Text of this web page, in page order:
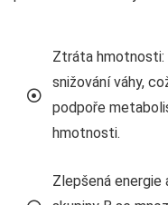
Ztráta hmotnosti:
snižování váhy,
podpoře
hmotnosti.
Zlepšená energie